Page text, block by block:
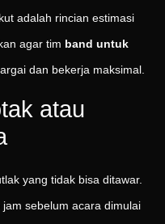
adalah rincian estimasi
agar tim band untuk
dan bekerja maksimal.
atau
yang tidak bisa ditawar.
sebelum acara dimulai